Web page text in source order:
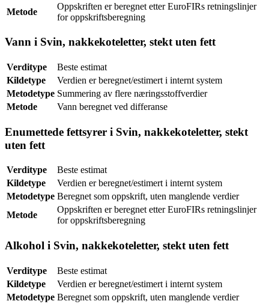
Metode
Oppskriften er beregnet etter EuroFIRs retningslinjer
for oppskriftsberegning
Vann i Svin, nakkekoteletter, stekt uten fett
Verditype
Beste estimat
Kildetype
Verdien er beregnet/estimert i internt system
Metodetype Summering av flere næringsstoffverdier
Metode
Vann beregnet ved differanse
Enumettede fettsyrer i Svin, nakkekoteletter, stekt
uten fett
Verditype
Beste estimat
Kildetype
Verdien er beregnet/estimert i internt system
Metodetype Beregnet som oppskrift, uten manglende verdier
Metode
Oppskriften er beregnet etter EuroFIRs retningslinjer
for oppskriftsberegning
Alkohol i Svin, nakkekoteletter, stekt uten fett
Verditype
Beste estimat
Kildetype
Verdien er beregnet/estimert i internt system
Metodetype Beregnet som oppskrift, uten manglende verdier